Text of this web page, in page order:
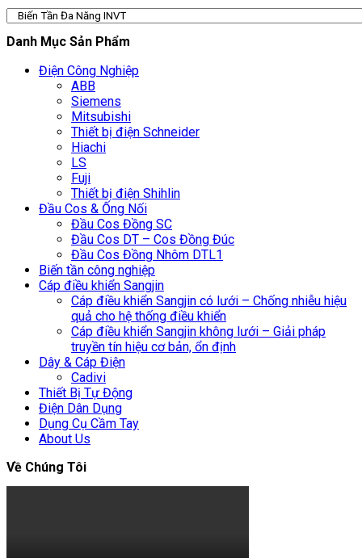
Danh Mục Sản Phẩm
Điện Công Nghiệp
ABB
Siemens
Mitsubishi
Thiết bị điện Schneider
Hiachi
LS
Fuji
Thiết bị điện Shihlin
Đầu Cos & Ống Nối
Đầu Cos Đồng SC
Đầu Cos DT – Cos Đồng Đúc
Đầu Cos Đồng Nhôm DTL1
Biến tần công nghiệp
Cáp điều khiển Sangjin
Cáp điều khiển Sangjin có lưới – Chống nhiễu hiệu
quả cho hệ thống điều khiển
Cáp điều khiển Sangjin không lưới – Giải pháp
truyền tín hiệu cơ bản, ổn định
Dây & Cáp Điện
Cadivi
Thiết Bị Tự Động
Điện Dân Dụng
Dụng Cụ Cầm Tay
About Us
Về Chúng Tôi